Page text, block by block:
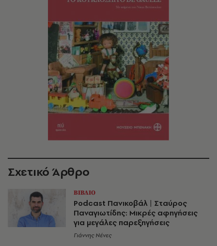
Σχετικό Άρθρο
ΒΙΒΛΙΟ
Podcast Πανικοβάλ | Σταύρος
Παναγιωτίδης: Μικρές αφηγήσεις
για μεγάλες παρεξηγήσεις
Γιάννης Νένες